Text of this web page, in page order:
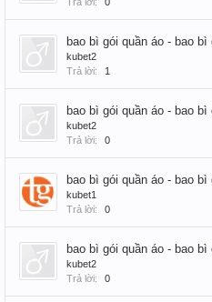
bao bì gói quần áo - bao
kubet2
Trả lời:
1
bao bì gói quần áo - bao
kubet2
Trả lời:
0
bao bì gói quần áo - bao
kubet1
Trả lời:
0
bao bì gói quần áo - bao
kubet2
Trả lời:
0